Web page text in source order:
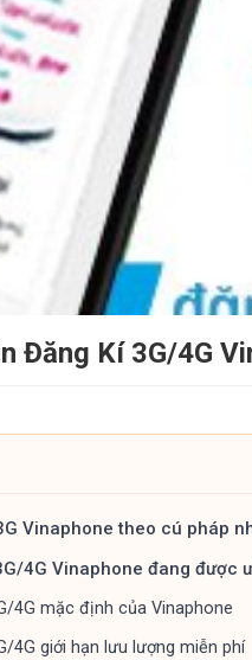
Đăng Kí 3G/4G
Vinaphone theo cú pháp
4G Vinaphone đang được
4G mặc định của Vinaphone
4G giới hạn lưu lượng miễn phí